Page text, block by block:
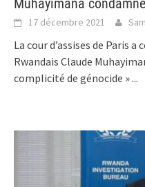
Muhayimana
17 décembre 2021
La cour d’assises de Paris
Rwandais Claude
complicité de génocide »...